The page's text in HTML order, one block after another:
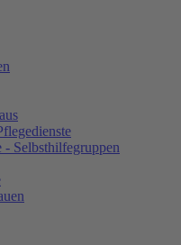
- Selbsthilfegruppen